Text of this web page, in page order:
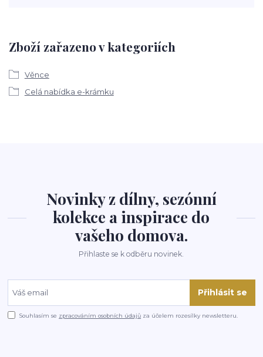
Zboží zařazeno v kategoriích
Věnce
Celá nabídka e-krámku
Novinky z dílny, sezónní
kolekce a inspirace do
vašeho domova.
Přihlaste se k odběru novinek.
Přihlásit se
Souhlasím se zpracováním osobních údajů za účelem rozesílky newsletteru.